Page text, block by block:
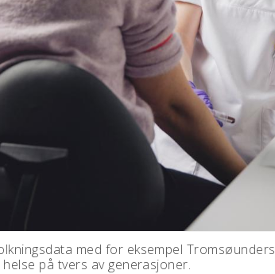
med for eksempel
på tvers av generasjoner.